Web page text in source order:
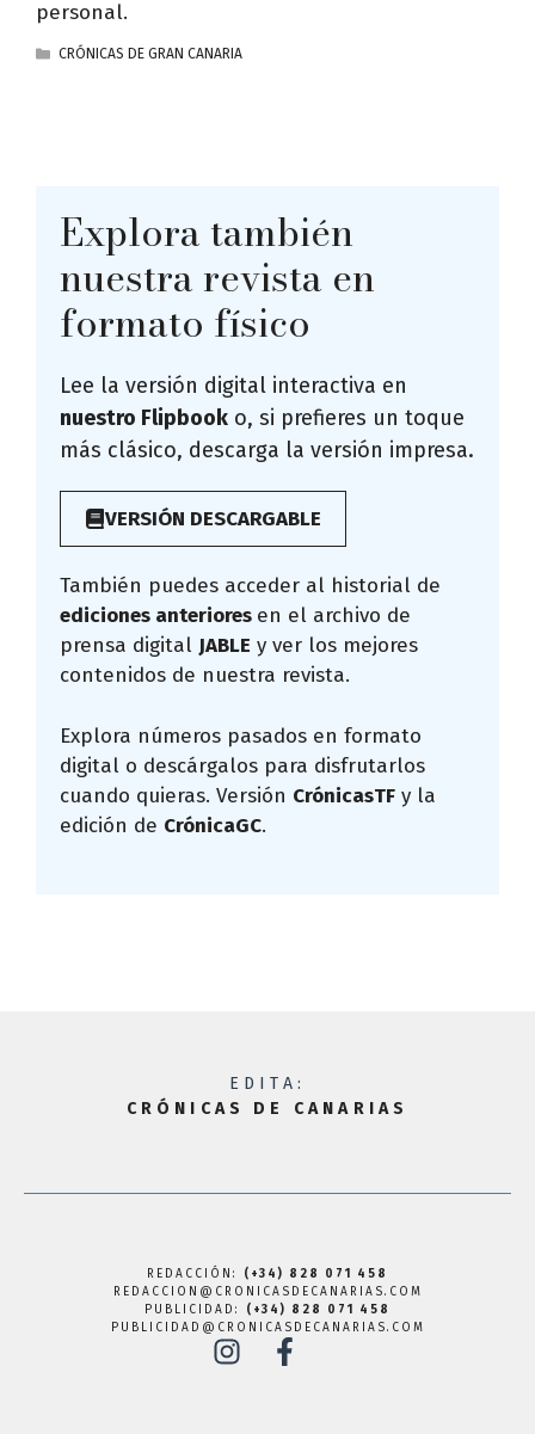
personal.
CATEGORÍAS
CRÓNICAS DE GRAN CANARIA
Explora también
nuestra revista en
formato físico
Lee la versión digital interactiva en
nuestro Flipbook o, si prefieres un toque
más clásico, descarga la versión impresa.
VERSIÓN DESCARGABLE
También puedes acceder al historial de
ediciones anteriores en el archivo de
prensa digital JABLE y ver los mejores
contenidos de nuestra revista.
Explora números pasados en formato
digital o descárgalos para disfrutarlos
cuando quieras. Versión CrónicasTF y la
edición de CrónicaGC.
EDITA:
CRÓNICAS DE CANARIAS
REDACCIÓN: (+34) 828 071 458
REDACCION@CRONICASDECANARIAS.COM
PUBLICIDAD: (+34) 828 071 458
PUBLICIDAD@CRONICASDECANARIAS.COM